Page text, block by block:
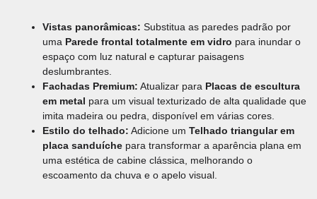
Vistas panorâmicas: Substitua as paredes padrão por
uma Parede frontal totalmente em vidro para inundar o
espaço com luz natural e capturar paisagens
deslumbrantes.
Fachadas Premium: Atualizar para Placas de escultura
em metal para um visual texturizado de alta qualidade que
imita madeira ou pedra, disponível em várias cores.
Estilo do telhado: Adicione um Telhado triangular em
placa sanduíche para transformar a aparência plana em
uma estética de cabine clássica, melhorando o
escoamento da chuva e o apelo visual.